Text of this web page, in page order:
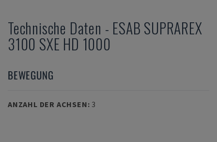
Technische Daten - ESAB SUPRAREX
3100 SXE HD 1000
BEWEGUNG
ANZAHL DER ACHSEN: 3